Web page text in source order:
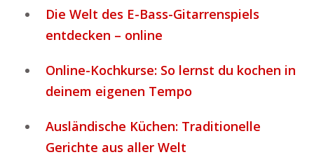
Die Welt des E-Bass-Gitarrenspiels
entdecken – online
Online-Kochkurse: So lernst du kochen in
deinem eigenen Tempo
Ausländische Küchen: Traditionelle
Gerichte aus aller Welt